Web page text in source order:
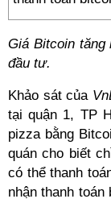
Giá Bitcoin tăng
đầu tư.
Khảo sát của
tại quận 1, TP
pizza bằng
quán cho biết
có thể thanh
nhận thanh